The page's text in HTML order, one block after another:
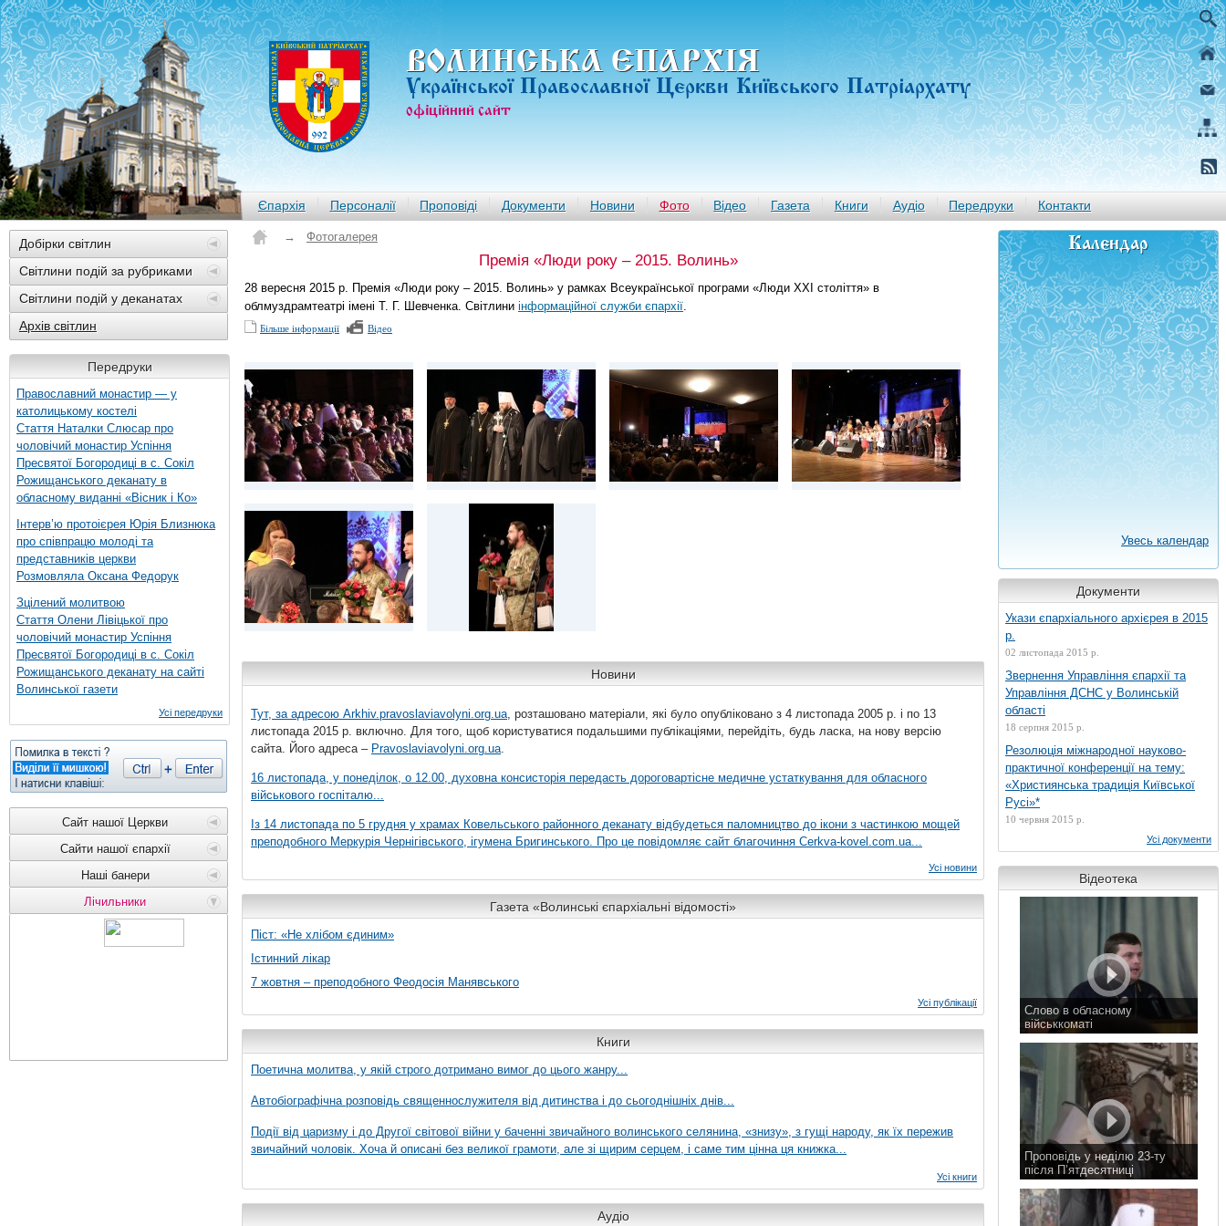
ВОЛИНСЬКА ЄПАРХIЯ
Української Православної Церкви Київського Патріархату
офiцiйний сайт
Єпархія Персоналії Проповіді Документи Новини Фото Відео Газета Книги Аудіо Передруки Контакти
Добірки світлин
Світлини подій за рубриками
Світлини подій у деканатах
Архів світлин
Передруки
Православний монастир — у
католицькому костелі
Стаття Наталки Слюсар про
чоловічий монастир Успіння
Пресвятої Богородиці в с. Сокіл
Рожищанського деканату в
обласному виданні «Вісник і Ко»
Інтерв’ю протоієрея Юрія Близнюка
про співпрацю молоді та
представників церкви
Розмовляла Оксана Федорук
Зцілений молитвою
Стаття Олени Лівіцької про
чоловічий монастир Успіння
Пресвятої Богородиці в с. Сокіл
Рожищанського деканату на сайті
Волинської газети
Усі передруки
Сайт нашої Церкви
Сайти нашої єпархії
Наші банери
Лічильники
→ Фотогалерея
Премія «Люди року – 2015. Волинь»
28 вересня 2015 р. Премія «Люди року – 2015. Волинь» у рамках Всеукраїнської програми «Люди ХХІ століття» в
облмуздрамтеатрі імені Т. Г. Шевченка. Світлини інформаційної служби єпархії.
Більше інформації Відео
Новини
Тут, за адресою Arkhiv.pravoslaviavolyni.org.ua, розташовано матеріали, які було опубліковано з 4 листопада 2005 р. і по 13
листопада 2015 р. включно. Для того, щоб користуватися подальшими публікаціями, перейдіть, будь ласка, на нову версію
сайта. Його адреса – Pravoslaviavolyni.org.ua.
16 листопада, у понеділок, о 12.00, духовна консисторія передасть дороговартісне медичне устаткування для обласного
військового госпіталю...
Із 14 листопада по 5 грудня у храмах Ковельського районного деканату відбудеться паломництво до ікони з частинкою мощей
преподобного Меркурія Чернігівського, ігумена Бригинського. Про це повідомляє сайт благочиння Сerkva-kovel.com.ua...
Усі новини
Газета «Волинські єпархіальні відомості»
Піст: «Не хлібом єдиним»
Істинний лікар
7 жовтня – преподобного Феодосія Манявського
Усі публікації
Книги
Поетична молитва, у якій строго дотримано вимог до цього жанру...
Автобіографічна розповідь священнослужителя від дитинства і до сьогоднішніх днів...
Події від царизму і до Другої світової війни у баченні звичайного волинського селянина, «знизу», з гущі народу, як їх пережив
звичайний чоловік. Хоча й описані без великої грамоти, але зі щирим серцем, і саме тим цінна ця книжка...
Усі книги
Аудіо
Календар
Увесь календар
Документи
Укази єпархіального архієрея в 2015
р.
02 листопада 2015 р.
Звернення Управління єпархії та
Управління ДСНС у Волинській
області
18 серпня 2015 р.
Резолюція міжнародної науково-
практичної конференції на тему:
«Християнська традиція Київської
Русі»*
10 червня 2015 р.
Усі документи
Відеотека
Слово в обласному
військкоматі
Проповідь у неділю 23-ту
після П’ятдесятниці